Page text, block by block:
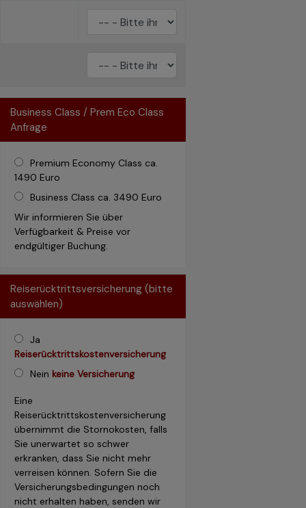
Business Class / Prem Eco Class
Anfrage
Premium Economy Class ca.
1490 Euro
Business Class ca. 3490 Euro
Wir informieren Sie über
Verfügbarkeit & Preise vor
endgültiger Buchung.
Reiserücktrittsversicherung (bitte
auswählen)
Ja
Reiserücktrittskostenversicherung
Nein keine Versicherung
Eine
Reiserücktrittskostenversicherung
übernimmt die Stornokosten, falls
Sie unerwartet so schwer
erkranken, dass Sie nicht mehr
verreisen können. Sofern Sie die
Versicherungsbedingungen noch
nicht erhalten haben, senden wir